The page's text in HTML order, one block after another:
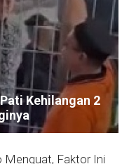
Kehilangan 2
Menguat, Faktor Ini